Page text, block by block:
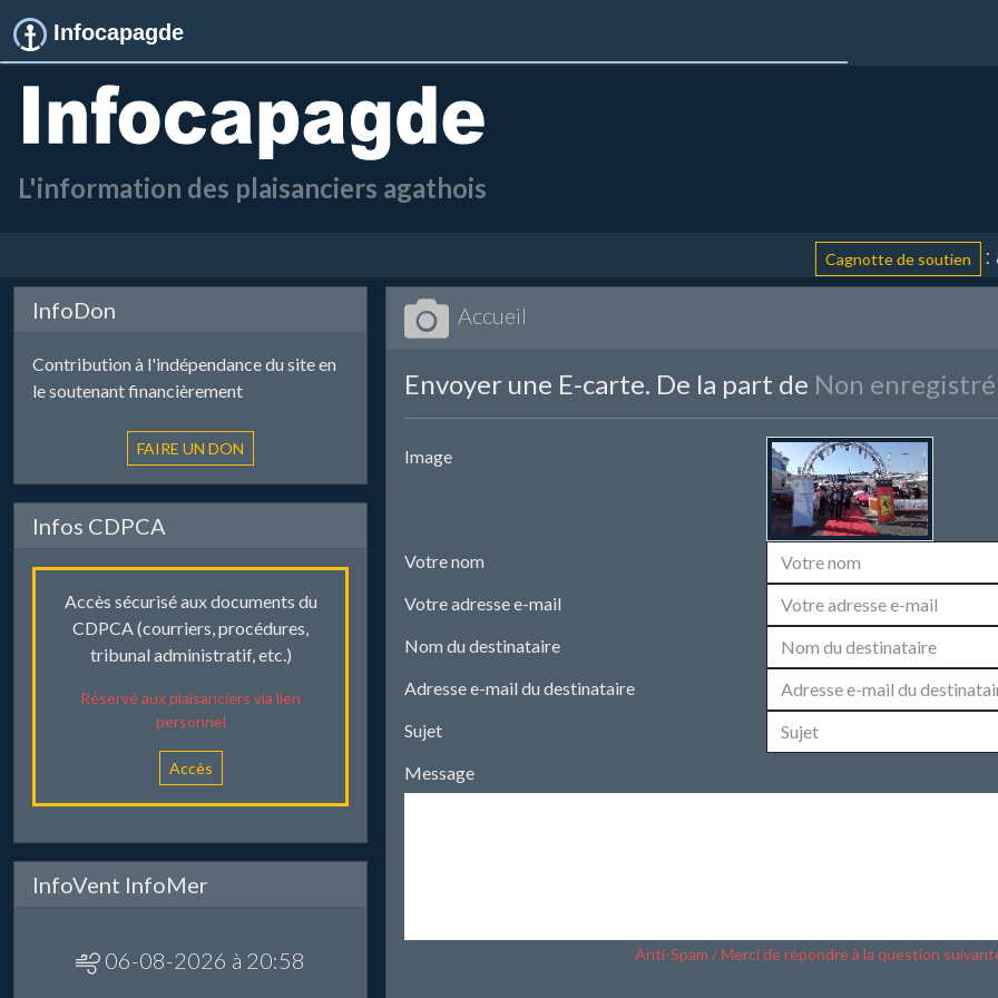
Infocapagde
L'information des plaisanciers agathois
Cagnotte de soutien :
InfoDon
Contribution à l'indépendance du site en
le soutenant financièrement
Infos CDPCA
Accès sécurisé aux documents du
CDPCA (courriers, procédures,
tribunal administratif, etc.)
Réservé aux plaisanciers via lien
personnel
Accès
InfoVent InfoMer
06-08-2026 à 20:58
Accueil
Envoyer une E-carte. De la part de Non enregistré
Image
Votre nom
Votre adresse e-mail
Nom du destinataire
Adresse e-mail du destinataire
Sujet
Message
Anti-Spam / Merci de répondre à la question